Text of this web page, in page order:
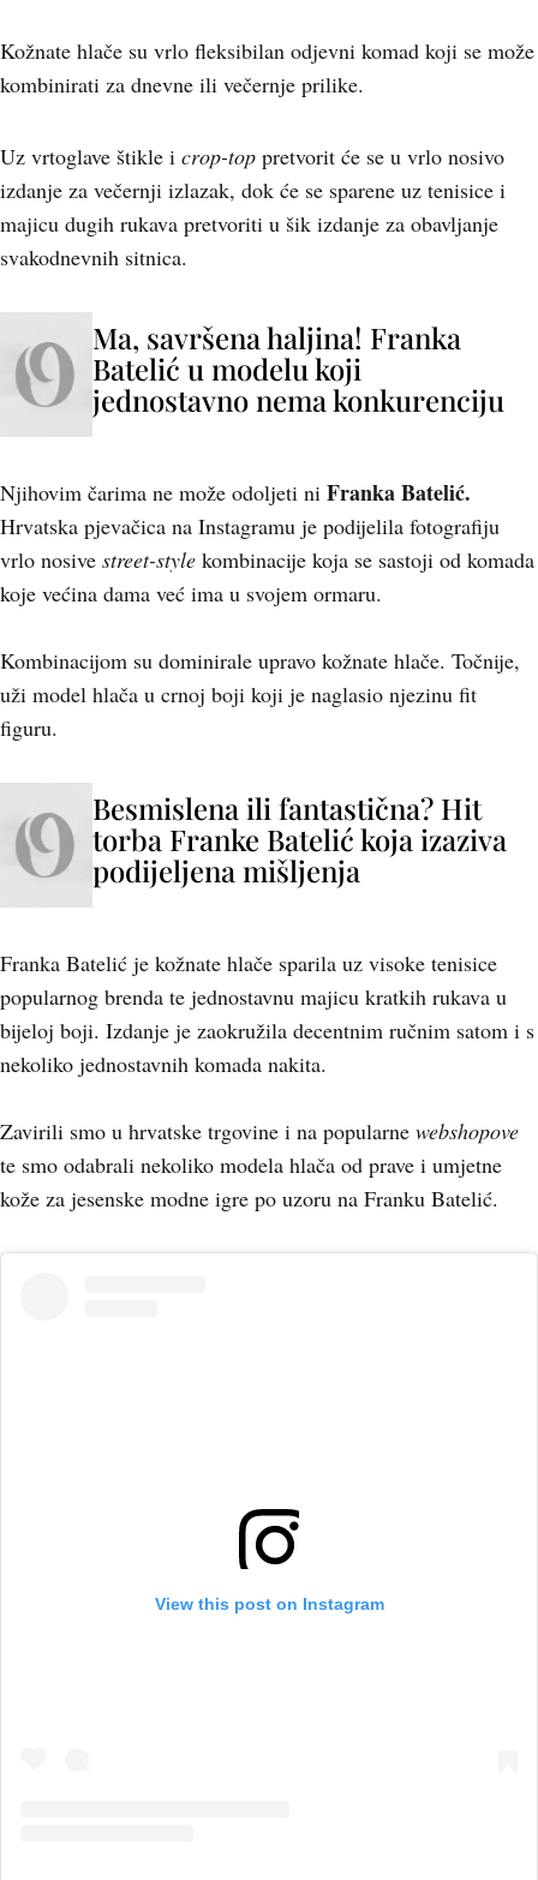
Kožnate hlače su vrlo fleksibilan odjevni komad koji se može
kombinirati za dnevne ili večernje prilike.
Uz vrtoglave štikle i crop-top pretvorit će se u vrlo nosivo
izdanje za večernji izlazak, dok će se sparene uz tenisice i
majicu dugih rukava pretvoriti u šik izdanje za obavljanje
svakodnevnih sitnica.
Ma, savršena haljina! Franka
Batelić u modelu koji
jednostavno nema konkurenciju
Njihovim čarima ne može odoljeti ni Franka Batelić.
Hrvatska pjevačica na Instagramu je podijelila fotografiju
vrlo nosive street-style kombinacije koja se sastoji od komada
koje većina dama već ima u svojem ormaru.
Kombinacijom su dominirale upravo kožnate hlače. Točnije,
uži model hlača u crnoj boji koji je naglasio njezinu fit
figuru.
Besmislena ili fantastična? Hit
torba Franke Batelić koja izaziva
podijeljena mišljenja
Franka Batelić je kožnate hlače sparila uz visoke tenisice
popularnog brenda te jednostavnu majicu kratkih rukava u
bijeloj boji. Izdanje je zaokružila decentnim ručnim satom i s
nekoliko jednostavnih komada nakita.
Zavirili smo u hrvatske trgovine i na popularne webshopove
te smo odabrali nekoliko modela hlača od prave i umjetne
kože za jesenske modne igre po uzoru na Franku Batelić.
View this post on Instagram